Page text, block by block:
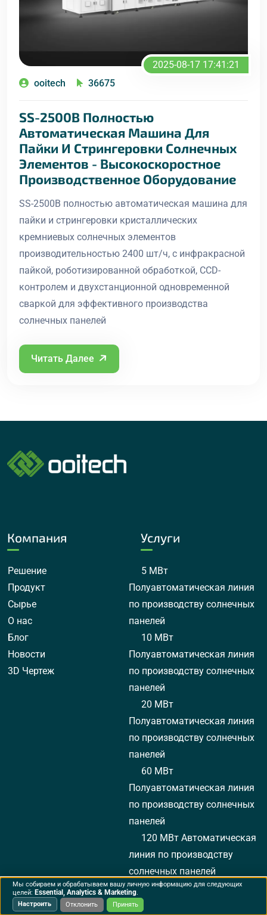
2025-08-17 17:41:21
ooitech
36675
SS-2500B Полностью
Автоматическая Машина Для
Пайки И Стрингеровки Солнечных
Элементов - Высокоскоростное
Производственное Оборудование
SS-2500B полностью автоматическая машина для
пайки и стрингеровки кристаллических
кремниевых солнечных элементов
производительностью 2400 шт/ч, с инфракрасной
пайкой, роботизированной обработкой, CCD-
контролем и двухстанционной одновременной
сваркой для эффективного производства
солнечных панелей
Читать Далее
Компания
Решение
Продукт
Сырье
О нас
Блог
Новости
3D Чертеж
Услуги
5 МВт
Полуавтоматическая линия
по производству солнечных
панелей
10 МВт
Полуавтоматическая линия
по производству солнечных
панелей
20 МВт
Полуавтоматическая линия
по производству солнечных
панелей
60 МВт
Полуавтоматическая линия
по производству солнечных
панелей
120 МВт Автоматическая
линия по производству
солнечных панелей
150 МВт Автоматическая
линия по производству
Мы собираем и обрабатываем вашу личную информацию для следующих
целей: Essential, Analytics & Marketing.
Настроить
Отклонить Принять